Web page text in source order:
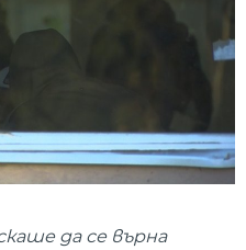
да се върна